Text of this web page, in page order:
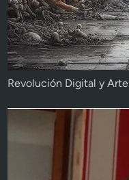
Revolución Digital y Arte